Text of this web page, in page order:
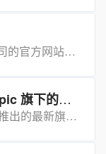
Etched是一家美国芯片初创公司的官方网站，专注于研发和应用先进的AI推理加速芯片技术。其核心产品Sohu，以其独特的Transformer架构“烧录”到芯片中的技术，为全球AI领域带来了革命性的变革。
Claude Opus4.5：Anthropic 旗下的高性能混合推理 AI 模型
Claude Opus4.5 是 Anthropic 推出的最新旗舰混合推理 AI 模型，在编码、推理和长期任务管理方面表现卓越，同时大幅提升了安全性、效率与资源使用灵活性，能显著提高多类场景的生产力。